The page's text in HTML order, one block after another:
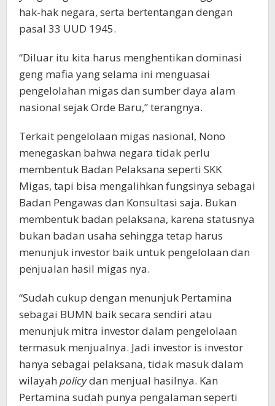
hak-hak negara, serta bertentangan dengan
pasal 33 UUD 1945.
“Diluar itu kita harus menghentikan dominasi
geng mafia yang selama ini menguasai
pengelolahan migas dan sumber daya alam
nasional sejak Orde Baru,” terangnya.
Terkait pengelolaan migas nasional, Nono
menegaskan bahwa negara tidak perlu
membentuk Badan Pelaksana seperti SKK
Migas, tapi bisa mengalihkan fungsinya sebagai
Badan Pengawas dan Konsultasi saja. Bukan
membentuk badan pelaksana, karena statusnya
bukan badan usaha sehingga tetap harus
menunjuk investor baik untuk pengelolaan dan
penjualan hasil migas nya.
“Sudah cukup dengan menunjuk Pertamina
sebagai BUMN baik secara sendiri atau
menunjuk mitra investor dalam pengelolaan
termasuk menjualnya. Jadi investor is investor
hanya sebagai pelaksana, tidak masuk dalam
wilayah policydan menjual hasilnya. Kan
Pertamina sudah punya pengalaman seperti